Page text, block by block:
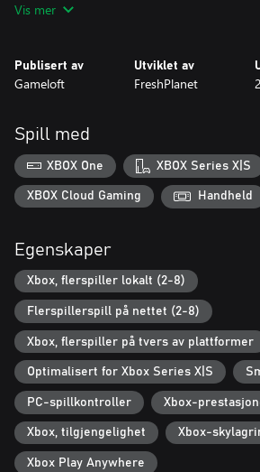
master!
Don't forget to follow us on social media:
https://linktr.ee/songpopparty
Terms of Use: https://www.freshplanet.com/
Privacy Policy: https://www.freshplanet.com/
End-User License Agreement: https://
Vis mer
Publisert av
Gameloft
Utviklet av
FreshPlanet
Spill med
XBOX One XBOX Series X|S
XBOX Cloud Gaming Handheld
Egenskaper
Xbox, flerspiller lokalt (2-8)
Flerspillerspill på nettet (2-8)
Xbox, flerspiller på tvers av plattformer
Optimalisert for Xbox Series X|S
PC-spillkontroller Xbox-
Xbox, tilgjengelighet Xbox-
Xbox Play Anywhere